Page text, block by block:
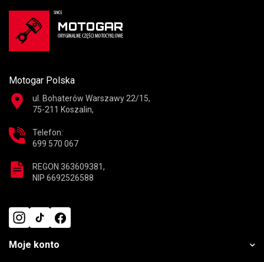
Motogar Polska
ul. Bohaterów Warszawy 22/15,
75-211 Koszalin,
Telefon:
699 570 067
REGON 363609381,
NIP 6692526588
Moje konto